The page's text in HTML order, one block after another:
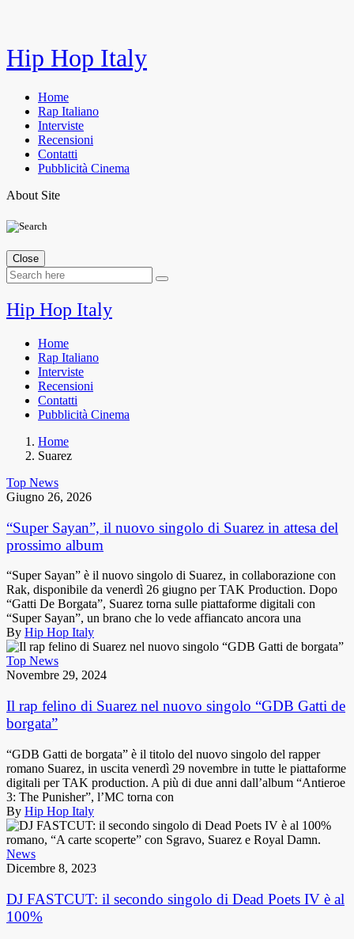
to
content
Hip Hop Italy
Home
Rap Italiano
Interviste
Recensioni
Contatti
Pubblicità Cinema
About Site
Close
Hip Hop Italy
Home
Rap Italiano
Interviste
Recensioni
Contatti
Pubblicità Cinema
Home
Suarez
Top News
Giugno 26, 2026
“Super Sayan”, il nuovo singolo di Suarez in attesa del
prossimo album
“Super Sayan” è il nuovo singolo di Suarez, in collaborazione con
Rak, disponibile da venerdì 26 giugno per TAK Production. Dopo
“Gatti De Borgata”, Suarez torna sulle piattaforme digitali con
“Super Sayan”, un brano che lo vede affiancato ancora una
By Hip Hop Italy
Top News
Novembre 29, 2024
Il rap felino di Suarez nel nuovo singolo “GDB Gatti de
borgata”
“GDB Gatti de borgata” è il titolo del nuovo singolo del rapper
romano Suarez, in uscita venerdì 29 novembre in tutte le piattaforme
digitali per TAK production. A più di due anni dall’album “Antieroe
3: The Punisher”, l’MC torna con
By Hip Hop Italy
News
Dicembre 8, 2023
DJ FASTCUT: il secondo singolo di Dead Poets IV è al
100%